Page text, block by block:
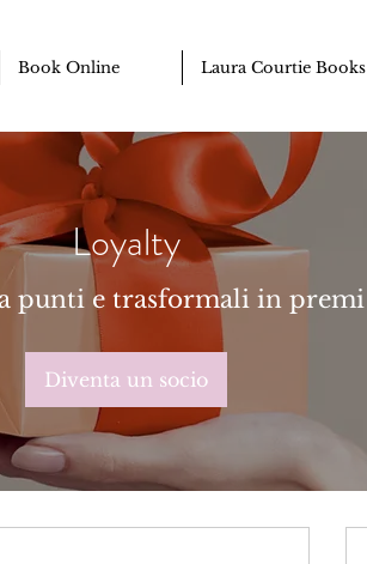
Book Online Laura Courtie Books
Loyalty
punti e trasformali in premi
Diventa un socio